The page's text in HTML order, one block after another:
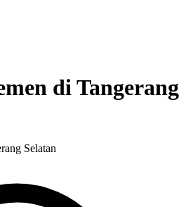
di Tangerang
Selatan